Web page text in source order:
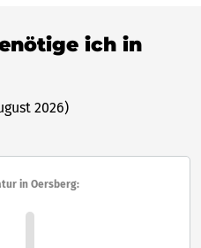
ich in
2026)
in Oersberg: